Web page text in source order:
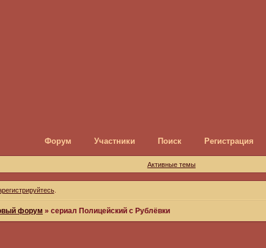
Форум Участники Поиск Регистрация
Активные темы
.
форум »сериал Полицейский с Рублёвки